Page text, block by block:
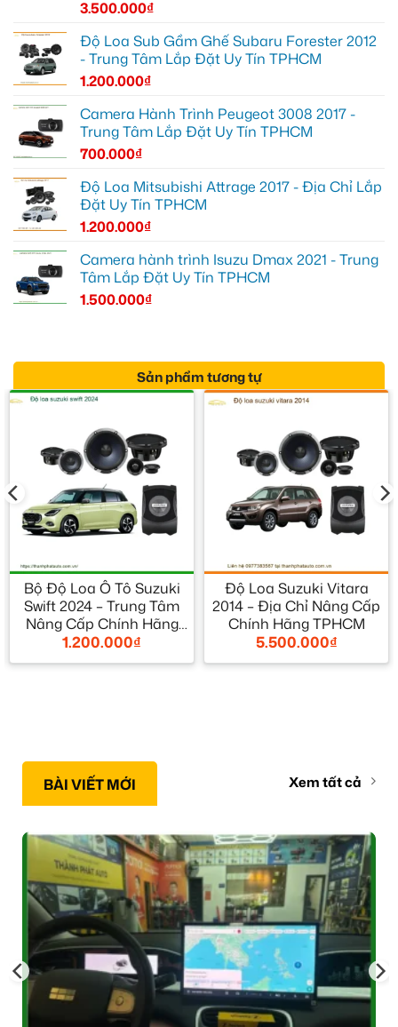
3.500.000₫
Độ Loa Sub Gầm Ghế Subaru Forester 2012
- Trung Tâm Lắp Đặt Uy Tín TPHCM
1.200.000₫
Camera Hành Trình Peugeot 3008 2017 -
Trung Tâm Lắp Đặt Uy Tín TPHCM
700.000₫
Độ Loa Mitsubishi Attrage 2017 - Địa Chỉ Lắp
Đặt Uy Tín TPHCM
1.200.000₫
Camera hành trình Isuzu Dmax 2021 - Trung
Tâm Lắp Đặt Uy Tín TPHCM
1.500.000₫
Sản phẩm tương tự
Bộ Độ Loa Ô Tô Suzuki
Swift 2024 – Trung Tâm
Nâng Cấp Chính Hãng
TPHCM
1.200.000₫
Độ Loa Suzuki Vitara
2014 – Địa Chỉ Nâng Cấp
Chính Hãng TPHCM
5.500.000₫
BÀI VIẾT MỚI Xem tất cả